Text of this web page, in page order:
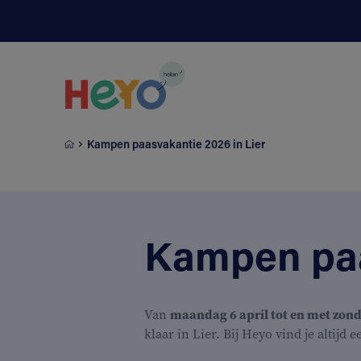
Kampen paasvakantie 2026 in Lier
Kampen
Van maandag 6 april tot en met
klaar in Lier. Bij Heyo vind je altijd